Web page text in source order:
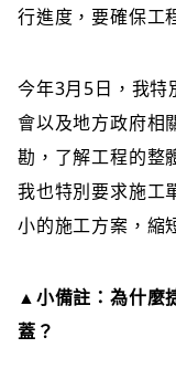
行進度，要確保工
今年3月5日，我特
會以及地方政府相
勘，了解工程的整
我也特別要求施工
小的施工方案，縮
▲小備註：為什麼
蓋？